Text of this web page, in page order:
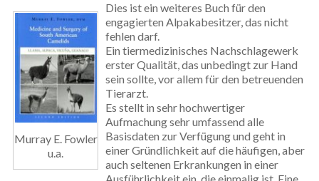
Murray E. Fowler
u.a.
Dies ist ein weiteres Buch für den
engagierten Alpakabesitzer, das nicht
fehlen darf.
Ein tiermedizinisches Nachschlagewerk
erster Qualität, das unbedingt zur Hand
sein sollte, vor allem für den betreuenden
Tierarzt.
Es stellt in sehr hochwertiger
Aufmachung sehr umfassend alle
Basisdaten zur Verfügung und geht in
einer Gründlichkeit auf die häufigen, aber
auch seltenen Erkrankungen in einer